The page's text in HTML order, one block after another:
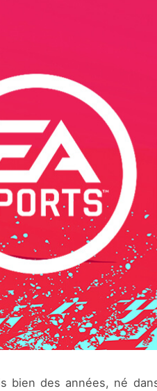
bien des années, né